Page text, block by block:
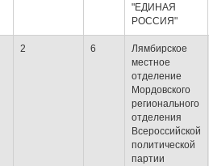
"ЕДИНАЯ
РОССИЯ"
2 6
Лямбирское
местное
отделение
Мордовского
регионального
отделения
Всероссийской
политической
партии